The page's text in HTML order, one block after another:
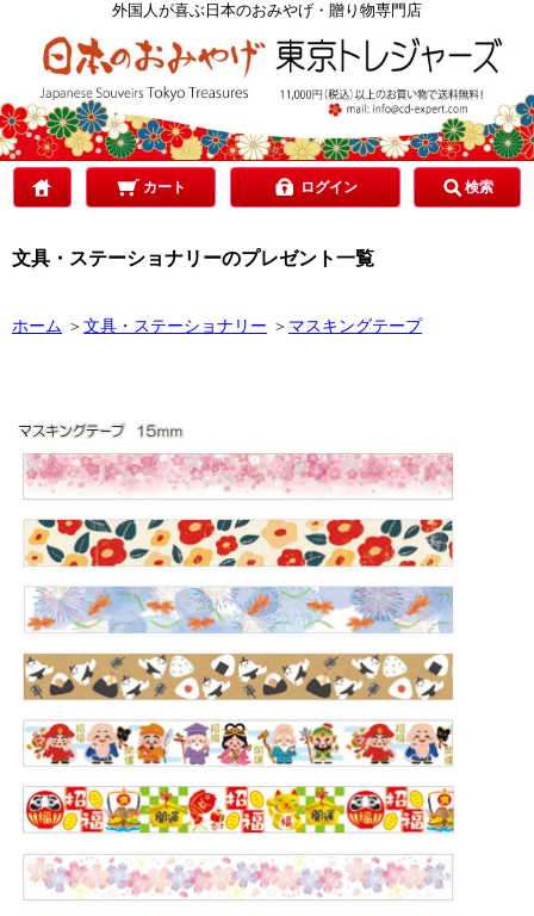
外国人が喜ぶ日本のおみやげ・贈り物専門店
カート ログイン 検索
文具・ステーショナリーのプレゼント一覧
ホーム ＞文具・ステーショナリー ＞ マスキングテープ
ご予算で選ぶ
贈り先で選ぶ
目的で選ぶ